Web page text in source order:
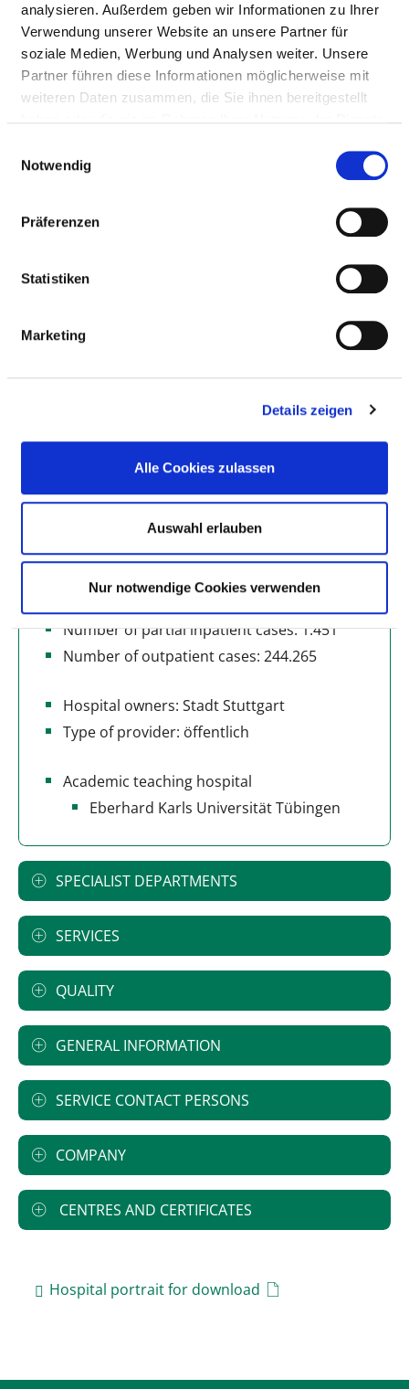
analysieren. Außerdem geben wir Informationen zu Ihrer
Verwendung unserer Website an unsere Partner für
soziale Medien, Werbung und Analysen weiter. Unsere
Partner führen diese Informationen möglicherweise mit
weiteren Daten zusammen, die Sie ihnen bereitgestellt
Notwendig
Präferenzen
Statistiken
Marketing
Details zeigen
Alle Cookies zulassen
Auswahl erlauben
Nur notwendige Cookies verwenden
70174 Stuttgart
Mail:ed.tragttuts-mukinilk@ofni
BASIC INFORMATION
Number of beds: 1.052
Number of specialist departments: 27
Number of partial inpatient cases: 1.451
Number of outpatient cases: 244.265
Hospital owners: Stadt Stuttgart
Type of provider: öffentlich
Academic teaching hospital
Eberhard Karls Universität Tübingen
SPECIALIST DEPARTMENTS
SERVICES
QUALITY
GENERAL INFORMATION
SERVICE CONTACT PERSONS
COMPANY
CENTRES AND CERTIFICATES
Hospital portrait for download